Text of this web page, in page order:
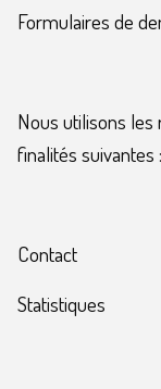
Formulaires de
Nous utilisons
finalités suivantes :
Contact
Statistiques